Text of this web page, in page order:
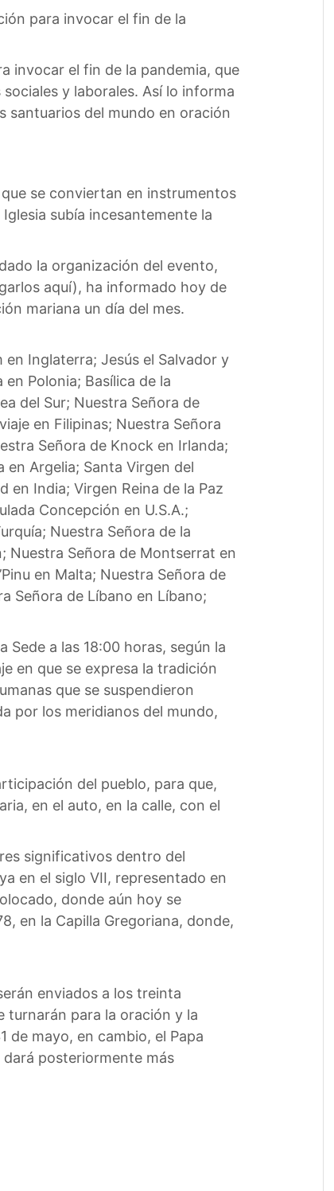
para invocar el fin de la
invocar el fin de la pandemia, que
y laborales. Así lo informa
santuarios del mundo en oración
se conviertan en instrumentos
subía incesantemente la
la organización del evento,
aquí), ha informado hoy de
mariana un día del mes.
Inglaterra; Jesús el Salvador y
Polonia; Basílica de la
del Sur; Nuestra Señora de
en Filipinas; Nuestra Señora
Señora de Knock en Irlanda;
en Argelia; Santa Virgen del
en India; Virgen Reina de la Paz
Concepción en U.S.A.;
Nuestra Señora de la
Nuestra Señora de Montserrat en
en Malta; Nuestra Señora de
Señora de Líbano en Líbano;
a las 18:00 horas, según la
en que se expresa la tradición
que se suspendieron
por los meridianos del mundo,
del pueblo, para que,
en el auto, en la calle, con el
significativos dentro del
en el siglo VII, representado en
donde aún hoy se
en la Capilla Gregoriana, donde,
enviados a los treinta
turnarán para la oración y la
de mayo, en cambio, el Papa
posteriormente más